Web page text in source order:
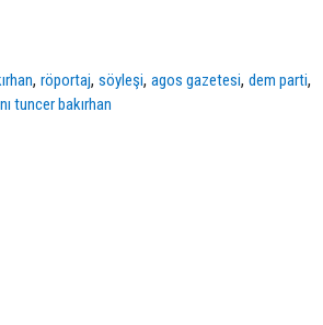
,röportaj,söyleşi,agos gazetesi,dem parti,
tuncer bakırhan